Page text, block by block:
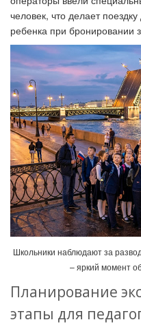
человек, что делает
ребенка при бронировании
Школьники наблюдают за
– яркий момент
Планирование
этапы для